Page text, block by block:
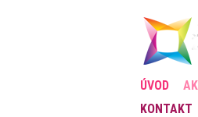
ÚVOD
KONTAKT